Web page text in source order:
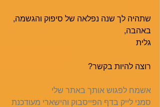
שתהיה לך שנה נפלאה של סיפוק והגשמה,
באהבה,
גלית
רוצה להיות בקשר?
אשמח לפגוש אותך באתר שלי
סמני לייק בדף הפייסבוק והישארי מעודכנת